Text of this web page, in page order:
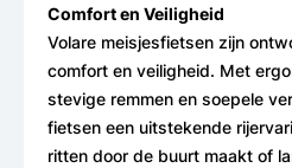
Comfort en Veiligheid
Volare meisjesfietsen zijn
comfort en veiligheid. Met
stevige remmen en soepele
fietsen een uitstekende
ritten door de buurt maakt of